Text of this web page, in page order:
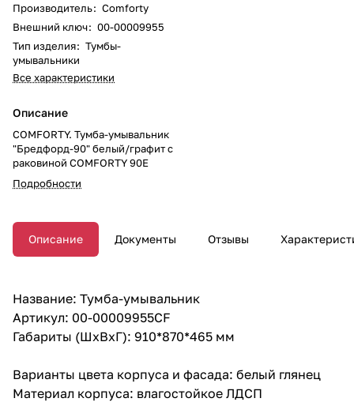
Производитель: Comforty
Внешний ключ: 00-00009955
Тип изделия: Тумбы-
умывальники
Все характеристики
Описание
COMFORTY. Тумба-умывальник
"Бредфорд-90" белый/графит с
раковиной COMFORTY 90E
Подробности
Описание Документы Отзывы
Название: Тумба-умывальник
Артикул: 00-00009955CF
Габариты (ШхВхГ): 910*870*465 мм
Варианты цвета корпуса и фасада: белый глянец
Материал корпуса: влагостойкое ЛДСП